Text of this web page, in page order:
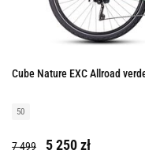
Cube Nature EXC Allroad
50
7 499 5 250 zł